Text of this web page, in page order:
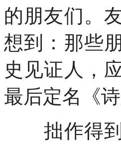
的朋友们。
想到：那些
史见证人，
最后定名《
拙作得到